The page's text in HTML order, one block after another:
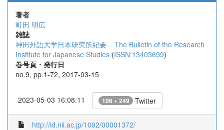
著者
町田 明広
雑誌
神田外語大学日本研究所紀要 = The Bulletin of the Research
Institute for Japanese Studies (ISSN:13403699)
巻号頁・発行日
no.9, pp.1-72, 2017-03-15
2023-05-03 16:08:11 106 + 249 Twitter
http://id.nii.ac.jp/1092/00001372/